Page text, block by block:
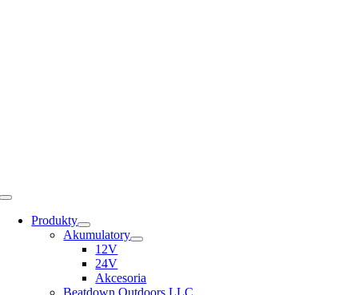
Toggle
NavigationProdukty
Akumulatory
12V
24V
Akcesoria
Beatdown Outdoors LLC